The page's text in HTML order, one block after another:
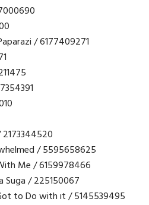
/ 6177409271
/ 5595658625
Me / 6159978466
Suga / 225150067
to Do with ıt / 5145539495